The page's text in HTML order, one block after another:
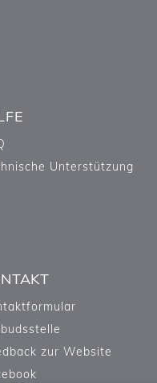
Unterstützung
zur Website